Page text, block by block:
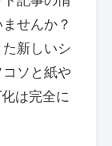
せんか？
新しいシ
ソと紙や
は完全に